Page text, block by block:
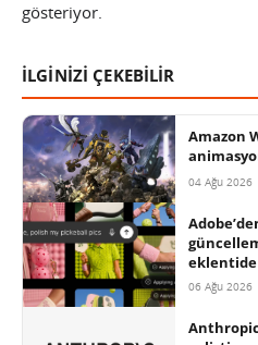
gösteriyor.
İLGİNİZİ ÇEKEBİLİR
Amazon
04 Ağu 2026
eklentide
06 Ağu 2026